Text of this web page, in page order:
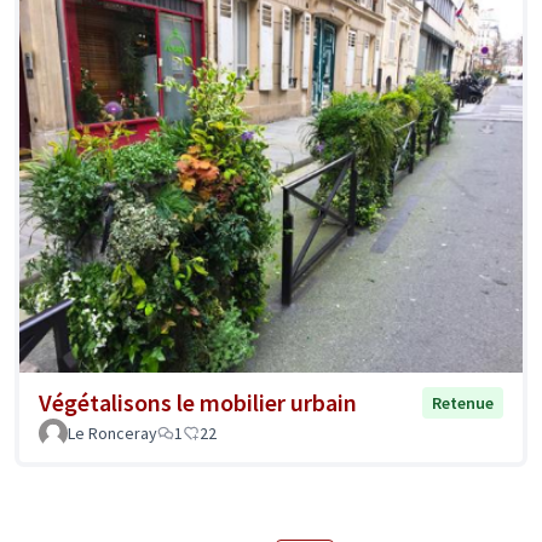
Végétalisons le mobilier urbain
Retenue
Le Ronceray
1 22